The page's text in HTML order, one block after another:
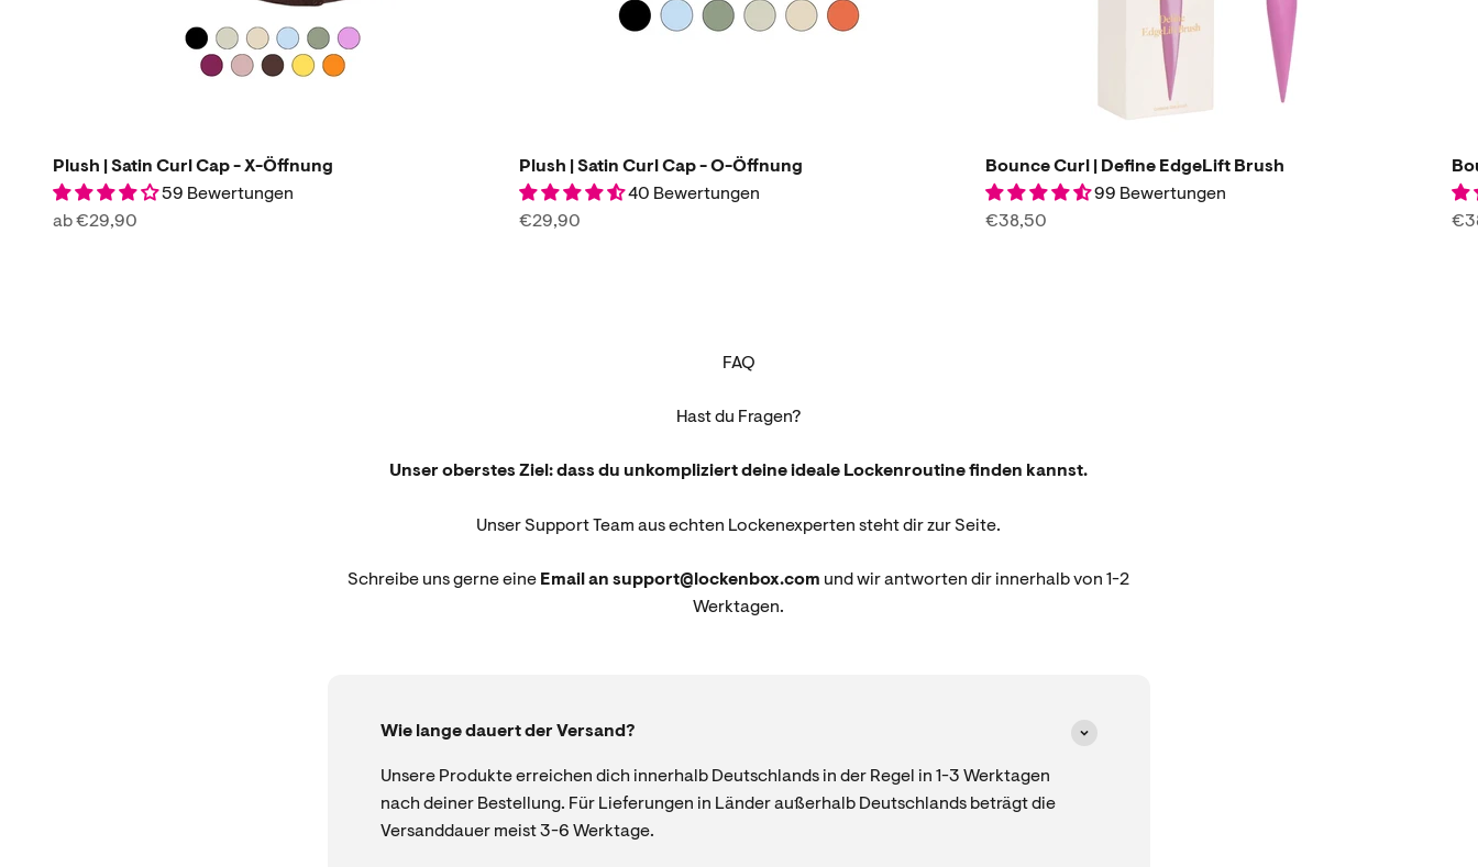
Plush | Satin Curl Cap - X-Öffnung
59 Bewertungen
Angebot
ab €29,90
Plush | Satin Curl Cap - O-Öffnung
40 Bewertungen
Angebot
€29,90
Bounce Curl | Define EdgeLift Brush
99 Bewertungen
Angebot
€38,50
FAQ
Hast du Fragen?
Unser oberstes Ziel: dass du unkompliziert deine ideale Lockenroutine finden kannst.
Unser Support Team aus echten Lockenexperten steht dir zur Seite.
Schreibe uns gerne eine Email an support@lockenbox.com und wir antworten dir innerhalb von 1-2
Werktagen.
Wie lange dauert der Versand?
Unsere Produkte erreichen dich innerhalb Deutschlands in der Regel in 1-3 Werktagen
nach deiner Bestellung. Für Lieferungen in Länder außerhalb Deutschlands beträgt die
Versanddauer meist 3-6 Werktage.